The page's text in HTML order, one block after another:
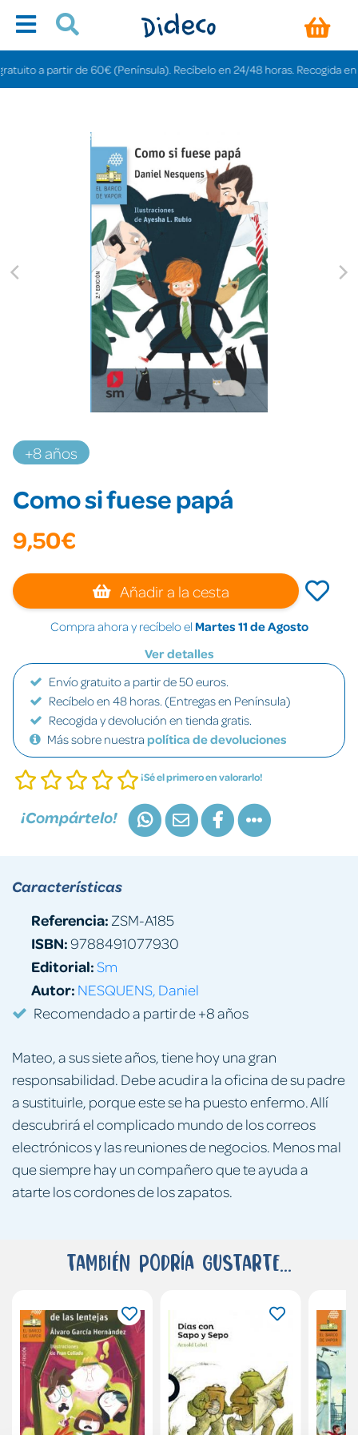
a partir de 60€ (Península). Recíbelo en 24/48 horas. Recogida en
+8 años
Como si fuese papá
9,50€
Añadir a la cesta
Compra ahora y recíbelo el Martes 11 de Agosto
Ver detalles
Envío gratuito a partir de 50 euros.
Recíbelo en 48 horas. (Entregas en Península)
Recogida y devolución en tienda gratis.
Más sobre nuestra política de devoluciones
¡Sé el primero en valorarlo!
¡Compártelo!
Mateo, a sus siete años, tiene hoy una gran
responsabilidad. Debe acudir a la oficina de su padre
a sustituirle, porque este se ha puesto enfermo. Allí
descubrirá el complicado mundo de los correos
electrónicos y las reuniones de negocios. Menos mal
que siempre hay un compañero que te ayuda a
atarte los cordones de los zapatos.
Características
Referencia: ZSM-A185
ISBN:9788491077930
Editorial:Sm
Autor: NESQUENS, Daniel
Recomendado a partir de +8 años
También podría gustarte...